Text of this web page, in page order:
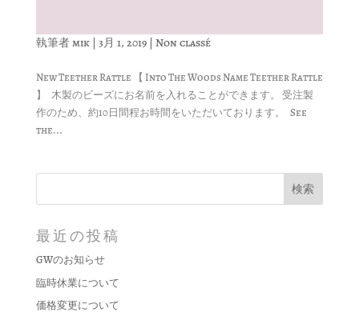
執筆者mik| 3月 1, 2019| Non classé
New Teether Rattle 【 Into The Woods Name Teether Rattle
】 木製のビーズにお名前を入れることができます。 受注製
作のため、約10日間程お時間をいただいております。 See
the...
最近の投稿
GWのお知らせ
臨時休業について
価格変更について